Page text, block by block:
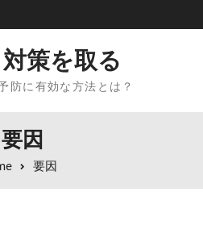
策を取る
防に有効な方法とは？
要因
要因